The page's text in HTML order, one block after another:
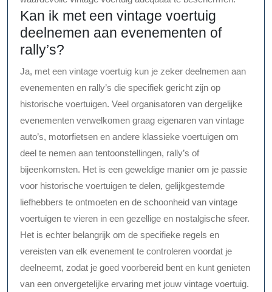
Kan ik met een vintage voertuig
deelnemen aan evenementen of
rally’s?
Ja, met een vintage voertuig kun je zeker deelnemen aan
evenementen en rally’s die specifiek gericht zijn op
historische voertuigen. Veel organisatoren van dergelijke
evenementen verwelkomen graag eigenaren van vintage
auto’s, motorfietsen en andere klassieke voertuigen om
deel te nemen aan tentoonstellingen, rally’s of
bijeenkomsten. Het is een geweldige manier om je passie
voor historische voertuigen te delen, gelijkgestemde
liefhebbers te ontmoeten en de schoonheid van vintage
voertuigen te vieren in een gezellige en nostalgische sfeer.
Het is echter belangrijk om de specifieke regels en
vereisten van elk evenement te controleren voordat je
deelneemt, zodat je goed voorbereid bent en kunt genieten
van een onvergetelijke ervaring met jouw vintage voertuig.